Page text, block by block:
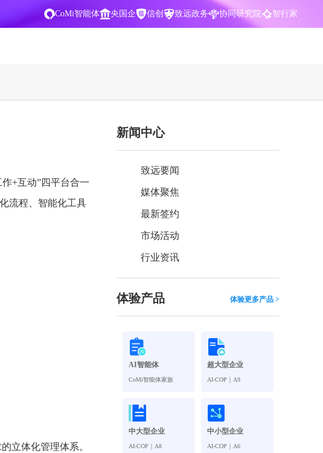
CoMi智能体 央国企 信创 致远政务 协同研究院 智行家
Agent驱动，千人千面，高效办公
体化
让数字资产为企业运营管理决策提供
构建一体化协同运营管理平台
智能风控合规
穿透式智能合同
企业人力穿透合规管控
新闻中心
致远要闻
媒体聚焦
最新签约
市场活动
行业资讯
体验产品 体验更多产品 >
AI智能体
CoMi智能体家族
超大型企业
AI-COP｜A9
中大型企业
AI-COP｜A8
中小型企业
AI-COP｜A6
作+互动”四平台合一
流程、智能化工具
立体化管理体系。